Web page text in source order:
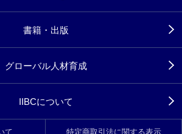
書籍・出版
グローバル人材育成
IIBCについて
て 特定商取引法に関する表示